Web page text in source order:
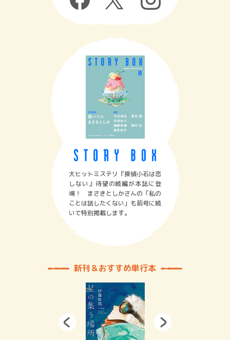
大ヒットミステリ『探偵小石は恋
しない』待望の続編が本誌に登
場！ まさきとしかさんの「私の
ことは話したくない」も前号に続
いて特別掲載します。
新刊＆おすすめ単行本